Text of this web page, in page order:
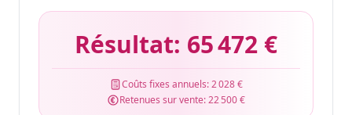
Résultat: 65 472 €
Coûts fixes annuels:2 028 €
Retenues sur vente:22 500 €